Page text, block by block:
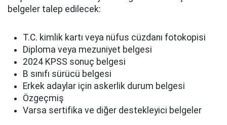
belgeler talep edilecek:
T.C. kimlik kartı veya nüfus cüzdanı fotokopisi
Diploma veya mezuniyet belgesi
2024 KPSS sonuç belgesi
B sınıfı sürücü belgesi
Erkek adaylar için askerlik durum belgesi
Özgeçmiş
Varsa sertifika ve diğer destekleyici belgeler